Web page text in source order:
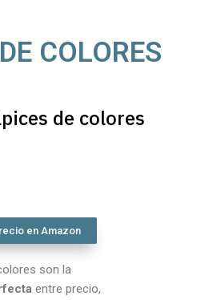
COLORES
de colores
en Amazon
son la
entre precio,